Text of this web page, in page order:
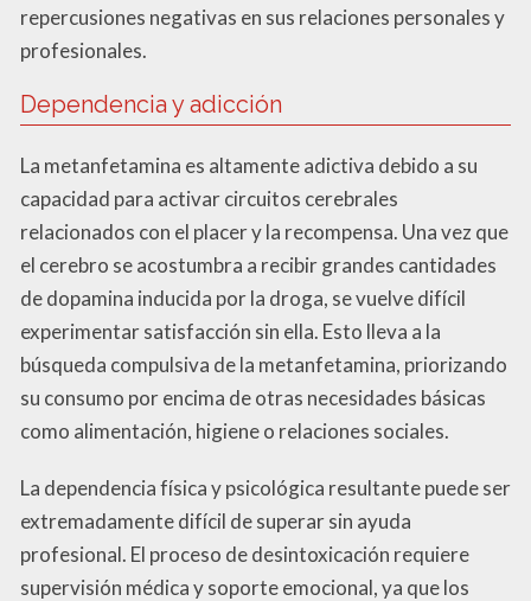
repercusiones negativas en sus relaciones personales y
profesionales.
Dependencia y adicción
La metanfetamina es altamente adictiva debido a su
capacidad para activar circuitos cerebrales
relacionados con el placer y la recompensa. Una vez que
el cerebro se acostumbra a recibir grandes cantidades
de dopamina inducida por la droga, se vuelve difícil
experimentar satisfacción sin ella. Esto lleva a la
búsqueda compulsiva de la metanfetamina, priorizando
su consumo por encima de otras necesidades básicas
como alimentación, higiene o relaciones sociales.
La dependencia física y psicológica resultante puede ser
extremadamente difícil de superar sin ayuda
profesional. El proceso de desintoxicación requiere
supervisión médica y soporte emocional, ya que los